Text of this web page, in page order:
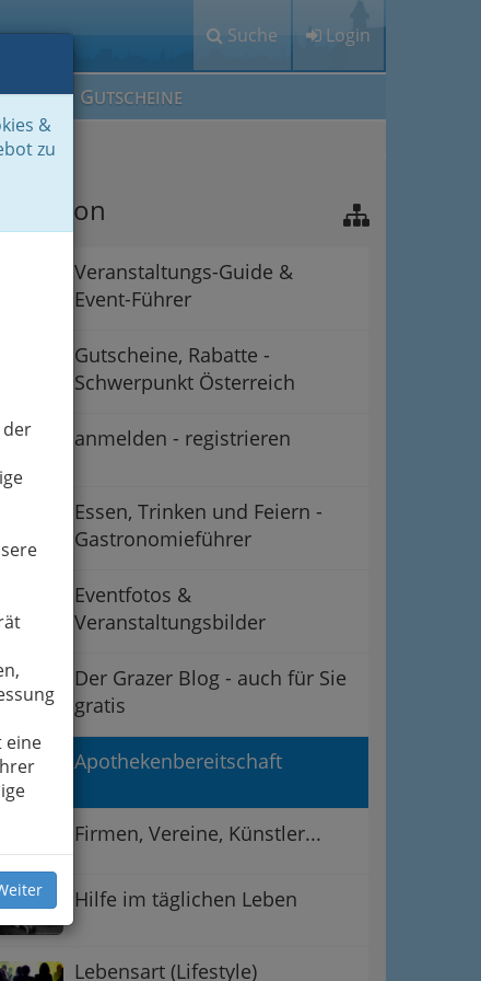
Suche Login
EIN IG GUTSCHEINE
&
zu
der
eine
Veranstaltungs-Guide &
Event-Führer
Gutscheine, Rabatte -
Schwerpunkt Österreich
anmelden - registrieren
Essen, Trinken und Feiern -
Gastronomieführer
Eventfotos &
Veranstaltungsbilder
Der Grazer Blog - auch für Sie
gratis
Apothekenbereitschaft
Firmen, Vereine, Künstler...
Hilfe im täglichen Leben
Lebensart (Lifestyle)